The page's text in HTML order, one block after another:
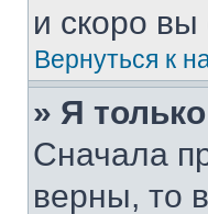
и скоро
Вернуться к
» Я
Сначала
верны, то